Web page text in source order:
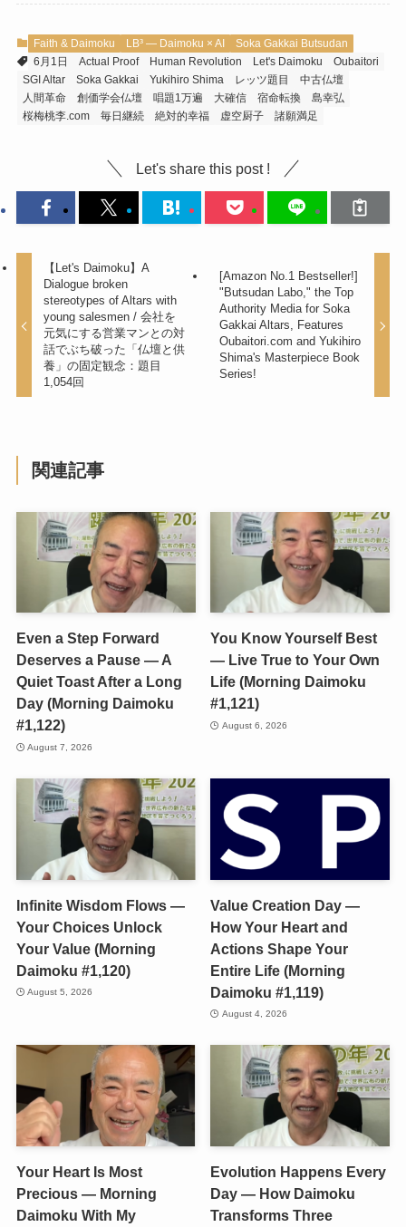
Faith & Daimoku LB³ — Daimoku × AI
Soka Gakkai Butsudan
6月1日
Actual Proof Human Revolution Let's Daimoku
Oubaitori
SGI Altar
Soka Gakkai Yukihiro Shima レッツ題目
中古仏壇
人間革命
創価学会仏壇 唱題1万遍 大確信 宿命転換
島幸弘
桜梅桃李.com
毎日継続 絶対的幸福 虚空厨子 諸願満足
Let's share this post !
【Let's Daimoku】A
Dialogue broken
stereotypes of Altars with
young salesmen / 会社を
元気にする営業マンとの対
話でぶち破った「仏壇と供
養」の固定観念：題目
1,054回
[Amazon No.1 Bestseller!]
"Butsudan Labo," the Top
Authority Media for Soka
Gakkai Altars, Features
Oubaitori.com and Yukihiro
Shima's Masterpiece Book
Series!
関連記事
Even a Step Forward
Deserves a Pause — A
Quiet Toast After a Long
Day (Morning Daimoku
#1,122)
August 7, 2026
You Know Yourself Best
— Live True to Your Own
Life (Morning Daimoku
#1,121)
August 6, 2026
Infinite Wisdom Flows —
Your Choices Unlock
Your Value (Morning
Daimoku #1,120)
August 5, 2026
Value Creation Day —
How Your Heart and
Actions Shape Your
Entire Life (Morning
Daimoku #1,119)
August 4, 2026
Your Heart Is Most
Precious — Morning
Daimoku With My
Evolution Happens Every
Day — How Daimoku
Transforms Three